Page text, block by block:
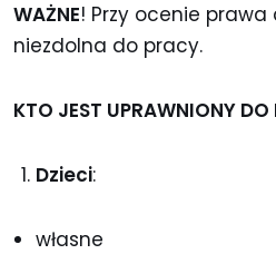
WAŻNE! Przy ocenie prawa
niezdolna do pracy.
KTO JEST UPRAWNIONY
Dzieci:
własne